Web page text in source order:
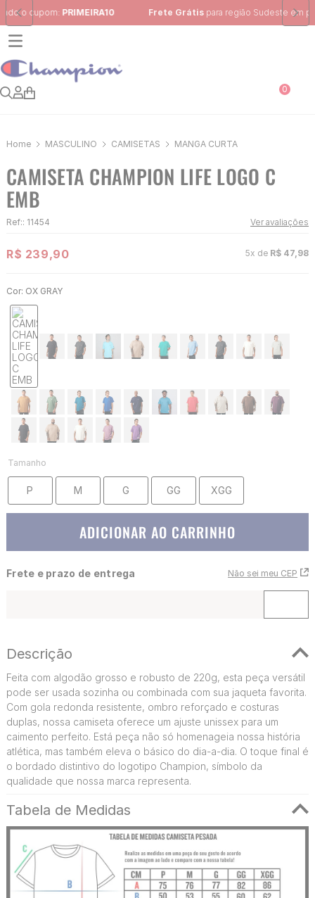
Frete Grátispara região Sudeste em pedidos acima de R$ 399,00
0
MASCULINO CAMISETAS MANGA CURTA
CAMISETA CHAMPION LIFE LOGO C
EMB
Ref:: 11454 Ver avaliações
R$ 239,90 5x de R$ 47 98
Cor: OX GRAY
Tamanho
P M G GG XGG
ADICIONAR AO CARRINHO
Frete e prazo de entrega Não sei meu CEP
Descrição
Feita com algodão grosso e robusto de 220g, esta peça versátil
pode ser usada sozinha ou combinada com sua jaqueta favorita.
Com gola redonda resistente, ombro reforçado e costuras
duplas, nossa camiseta oferece um ajuste unissex para um
caimento perfeito. Está peça não só homenageia nossa história
atlética, mas também eleva o básico do dia-a-dia. O toque final é
o bordado distintivo do logotipo Champion, símbolo da
qualidade que nossa marca representa.
Tabela de Medidas